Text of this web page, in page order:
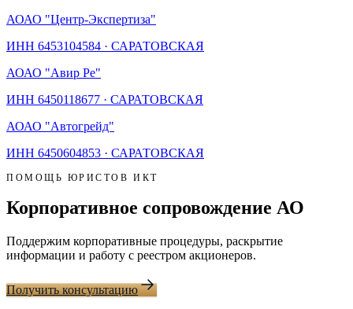
АОАО "Центр-Экспертиза"
ИНН 6453104584 · САРАТОВСКАЯ
АОАО "Авир Ре"
ИНН 6450118677 · САРАТОВСКАЯ
АОАО "Автогрейд"
ИНН 6450604853 · САРАТОВСКАЯ
ПОМОЩЬ ЮРИСТОВ ИКТ
Корпоративное сопровождение АО
Поддержим корпоративные процедуры, раскрытие
информации и работу с реестром акционеров.
Получить консультацию